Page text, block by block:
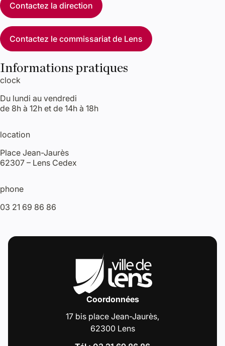
Contactez la direction
Contactez le commissariat de Lens
Informations pratiques
clock
Du lundi au vendredi
de 8h à 12h et de 14h à 18h
location
Place Jean-Jaurès
62307 – Lens Cedex
phone
03 21 69 86 86
Coordonnées
17 bis place Jean-Jaurès,
62300 Lens